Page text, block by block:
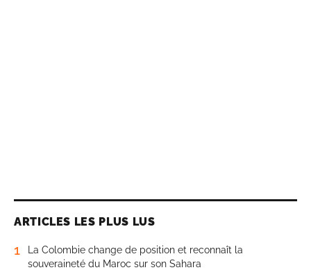
ARTICLES LES PLUS LUS
1
La Colombie change de position et reconnaît la
souveraineté du Maroc sur son Sahara